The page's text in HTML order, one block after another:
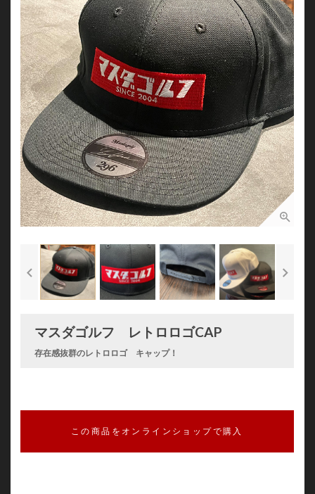
マスダゴルフ レトロロゴCAP
存在感抜群のレトロロゴ キャップ！
この商品をオンラインショップで購入